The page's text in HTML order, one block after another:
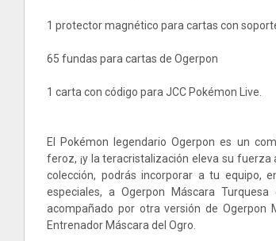
1 protector magnético para cartas con
65 fundas para cartas de Ogerpon
1 carta con código para JCC Pokémon Live.
El Pokémon legendario Ogerpon es un
feroz, ¡y la teracristalización eleva su fuerza
colección, podrás incorporar a tu equipo,
especiales, a Ogerpon Máscara
acompañado por otra versión de Ogerpon
Entrenador Máscara del Ogro.